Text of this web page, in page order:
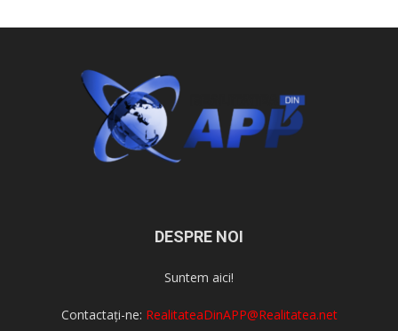
DESPRE NOI
Suntem aici!
Contactați-ne: RealitateaDinAPP@Realitatea.net